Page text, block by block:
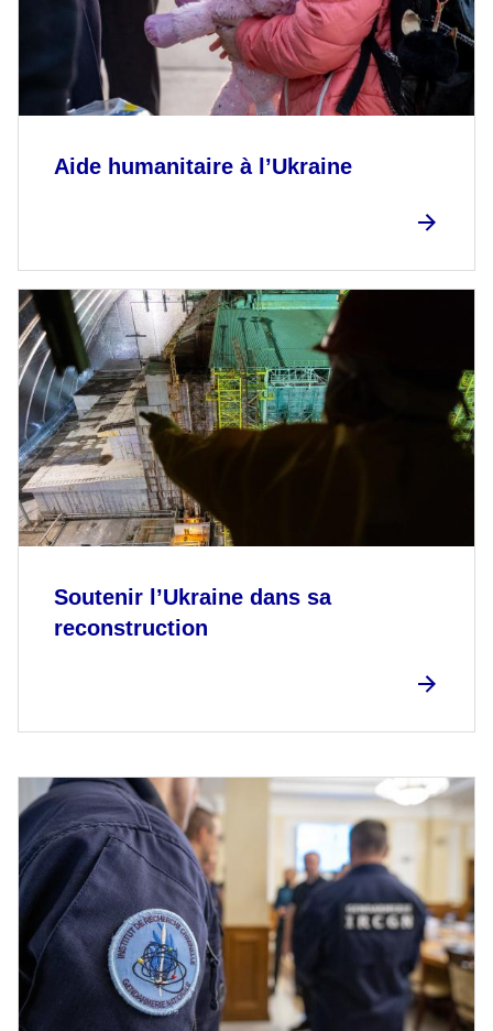
Aide humanitaire à l’Ukraine
Soutenir l’Ukraine dans sa
reconstruction